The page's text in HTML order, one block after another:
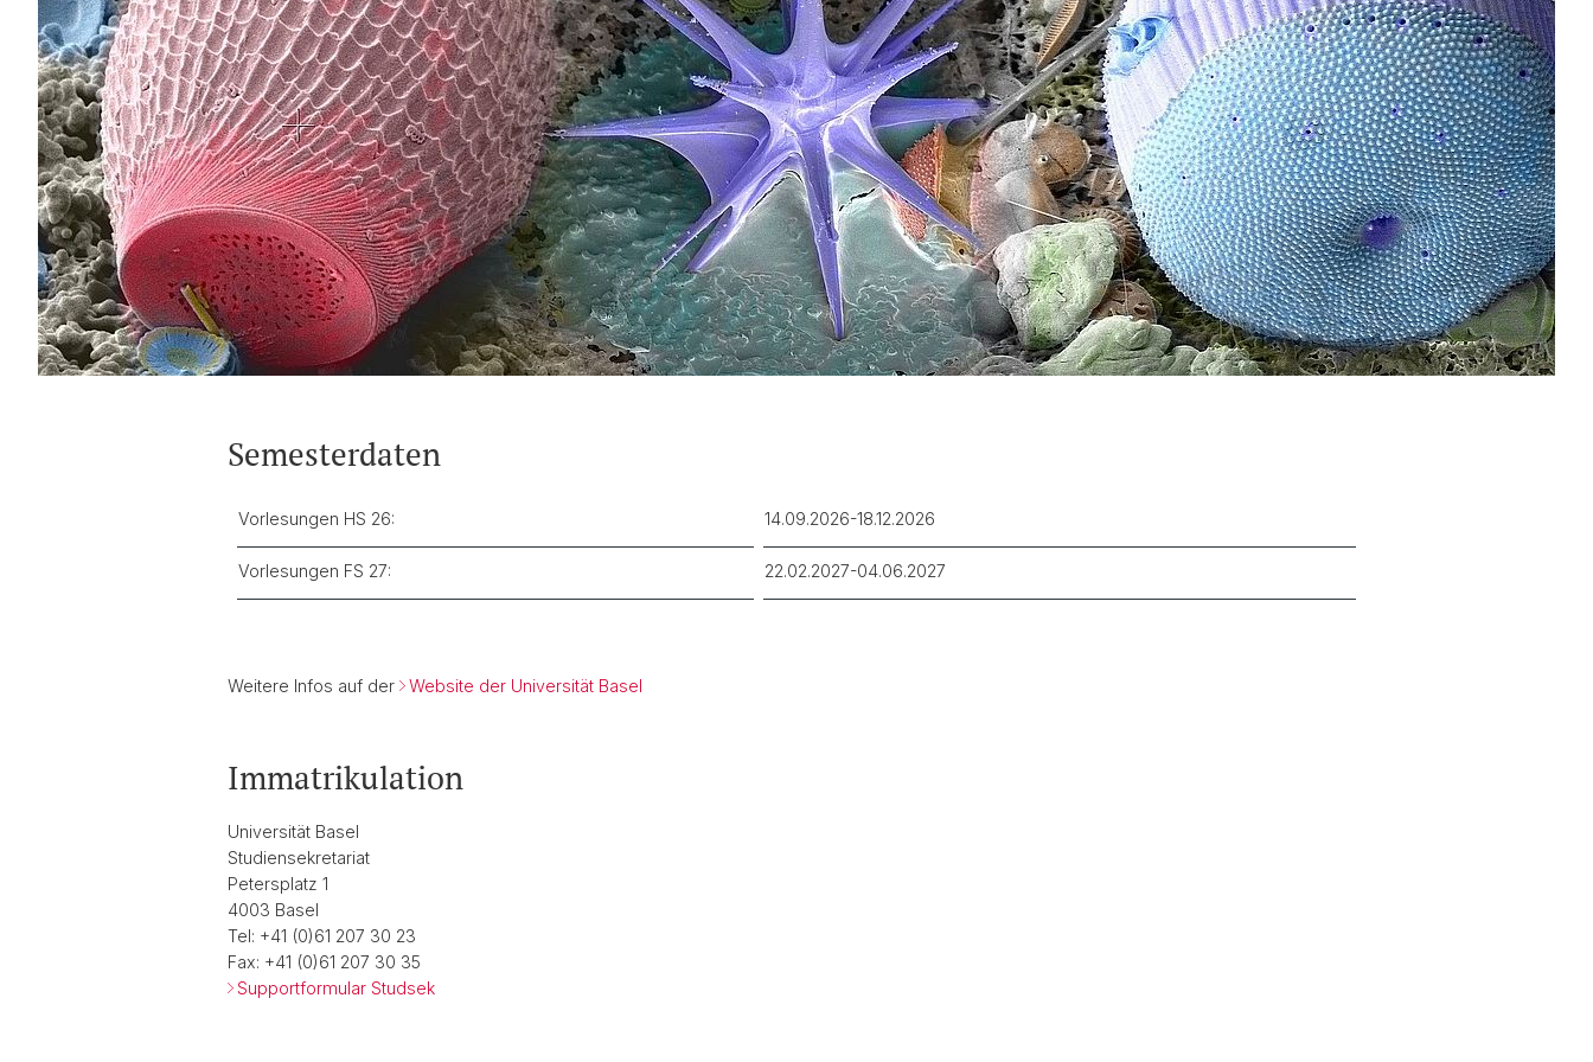
Semesterdaten
Vorlesungen HS 26: 14.09.2026-18.12.2026
Vorlesungen FS 27: 22.02.2027-04.06.2027
Weitere Infos auf der Website der Universität Basel
Immatrikulation
Universität Basel
Studiensekretariat
Petersplatz 1
4003 Basel
Tel: +41 (0)61 207 30 23
Fax: +41 (0)61 207 30 35
Supportformular Studsek